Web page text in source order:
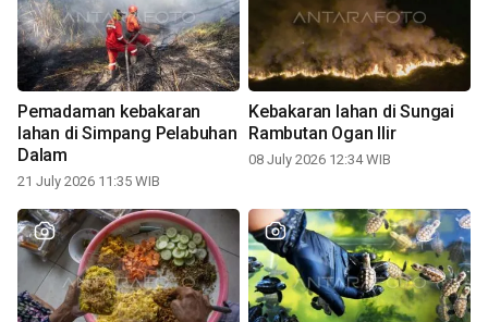
Pemadaman kebakaran
lahan di Simpang Pelabuhan
Dalam
21 July 2026 11:35 WIB
Kebakaran lahan di Sungai
Rambutan Ogan Ilir
08 July 2026 12:34 WIB